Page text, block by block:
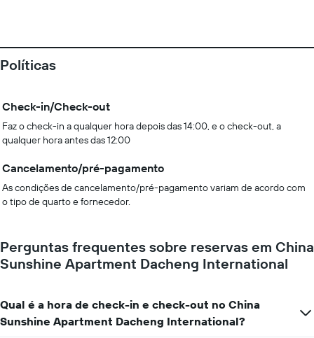
Políticas
Check-in/Check-out
Faz o check-in a qualquer hora depois das 14:00, e o check-out, a
qualquer hora antes das 12:00
Cancelamento/pré-pagamento
As condições de cancelamento/pré-pagamento variam de acordo com
o tipo de quarto e fornecedor.
Perguntas frequentes sobre reservas em China
Sunshine Apartment Dacheng International
Qual é a hora de check-in e check-out no China
Sunshine Apartment Dacheng International?